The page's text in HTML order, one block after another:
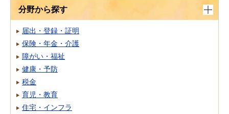
分野から探す
届出・登録・証明
保険・年金・介護
障がい・福祉
健康・予防
税金
育児・教育
住宅・インフラ